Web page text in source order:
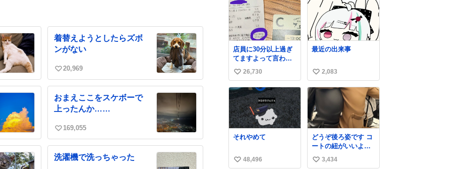
着替えようとしたらズボ
ンがない
い
数
20,969
おまえここをスケボーで
上ったんか……
い
ね
数
169,055
洗濯機で洗っちゃった
店員に30分以上過ぎ
てますよって言われ
たんだけど、なんか
ヲレ13秒しか滞在許
されてなかったっぽ
い え？なんで？
い
い
ね
数
26,730
最近の出来事
い
い
数
2,083
それやめて
い
48,496
どうぞ後ろ姿です コ
ートの紐がいいよ
ね…そして腰が細い
い
3,434